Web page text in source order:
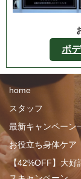
ボ
home
スタッフ
最新キャンペーン
お役立ち身体ケア
【42%OFF】大好